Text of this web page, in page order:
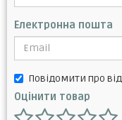
Електронна пошта
Повідомити про
Оцінити товар